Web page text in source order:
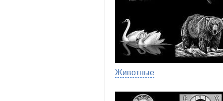
Животные